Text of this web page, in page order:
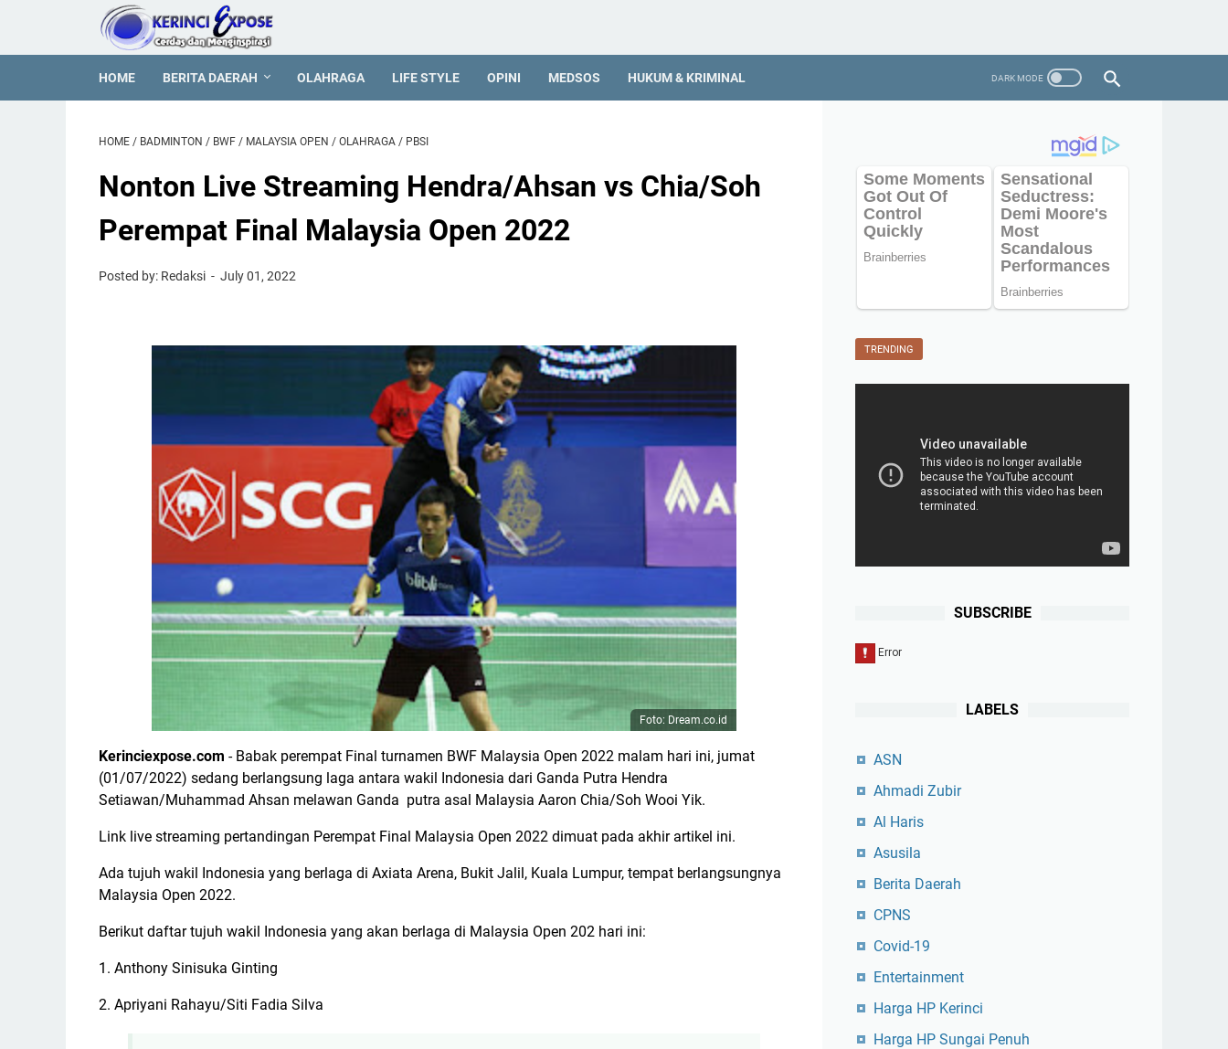
HOME BERITA DAERAH OLAHRAGA LIFE STYLE OPINI MEDSOS HUKUM & KRIMINAL
HOME / BADMINTON / BWF / MALAYSIA OPEN / OLAHRAGA / PBSI
Nonton Live Streaming Hendra/Ahsan vs Chia/Soh
Perempat Final Malaysia Open 2022
Posted by: Redaksi July 01, 2022
Foto: Dream.co.id
Kerinciexpose.com - Babak perempat Final turnamen BWF Malaysia Open 2022 malam hari ini, jumat
(01/07/2022) sedang berlangsung laga antara wakil Indonesia dari Ganda Putra Hendra
Setiawan/Muhammad Ahsan melawan Ganda putra asal Malaysia Aaron Chia/Soh Wooi Yik.
Link live streaming pertandingan Perempat Final Malaysia Open 2022 dimuat pada akhir artikel ini.
Ada tujuh wakil Indonesia yang berlaga di Axiata Arena, Bukit Jalil, Kuala Lumpur, tempat berlangsungnya
Malaysia Open 2022.
Berikut daftar tujuh wakil Indonesia yang akan berlaga di Malaysia Open 202 hari ini:
1. Anthony Sinisuka Ginting
2. Apriyani Rahayu/Siti Fadia Silva
TRENDING
SUBSCRIBE
LABELS
ASN
Ahmadi Zubir
Al Haris
Asusila
Berita Daerah
CPNS
Covid-19
Entertainment
Harga HP Kerinci
Harga HP Sungai Penuh